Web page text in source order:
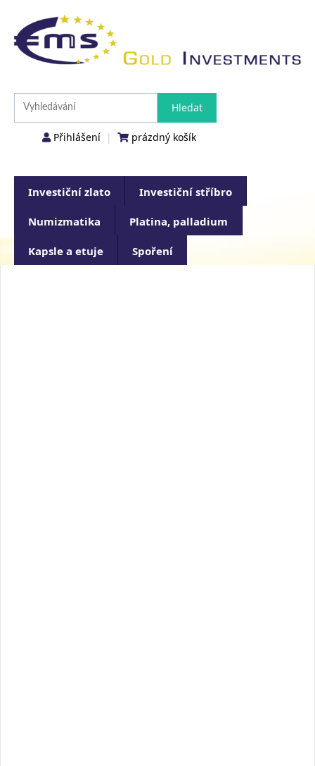
Přihlášení | prázdný košík
Investiční zlato Investiční stříbro
Numizmatika Platina, palladium
Kapsle a etuje Spoření